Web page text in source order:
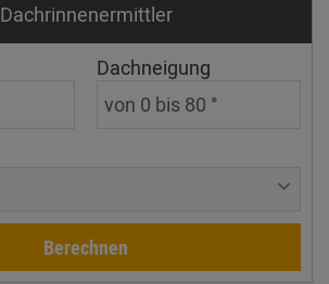
Dachrinnen­ermittler
Dachneigung
Berechnen